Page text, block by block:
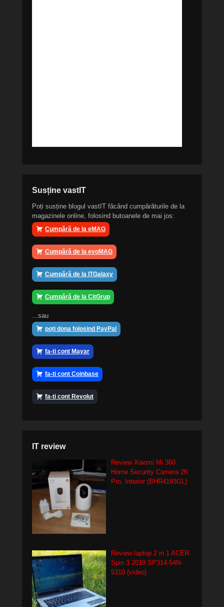
Susține vastIT
Poți susține blogul vastIT făcând cumpărăturile de la
magazinele online, folosind butoanele de mai jos:
Cumpără de la eMAG
Cumpără de la evoMAG
Cumpără de la ITGalaxy
Cumpără de la CitGrup
...sau
poți dona folosind PayPal
fa-ti cont Mayar
fa-ti cont Coinbase
fa-ti cont Revolut
IT review
Review Xiaomi Mi 360
Home Security Camera 2K
Pro, Interior (BHR4193GL)
Review laptop 2 in 1 ACER
Spin 3 2019 SP314-54N-
5310 (video)